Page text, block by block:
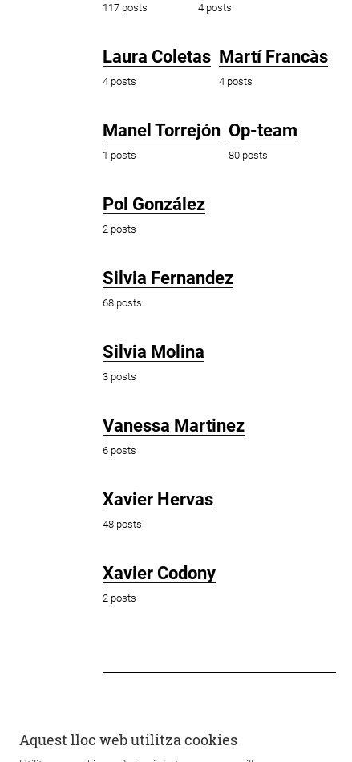
117 posts 4 posts
Laura Coletas
4 posts
Martí Francàs
4 posts
Manel Torrejón
1 posts
Op-team
80 posts
Pol González
2 posts
Silvia Fernandez
68 posts
Silvia Molina
3 posts
Vanessa Martinez
6 posts
Xavier Hervas
48 posts
Xavier Codony
2 posts
Aquest lloc web utilitza cookies